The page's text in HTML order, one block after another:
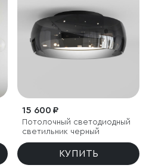
15 600 ₽
Потолочный светодиодный
светильник черный
КУПИТЬ